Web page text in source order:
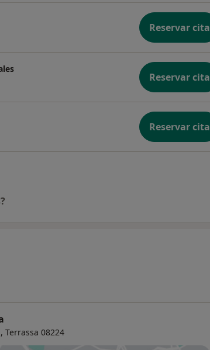
Reservar cita
Reservar cita
Reservar cita
Terrassa 08224